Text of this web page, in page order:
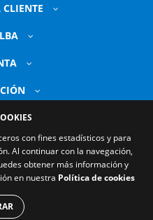
derechos reservados.
con fines estadísticos y para
Al continuar con la navegación,
obtener más información y
en nuestra Política de cookies